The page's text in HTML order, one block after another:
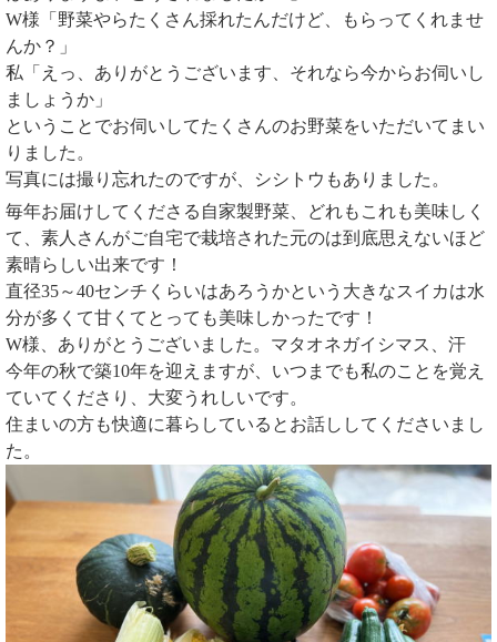
W様「野菜やらたくさん採れたんだけど、もらってくれませ
んか？」
私「えっ、ありがとうございます、それなら今からお伺いし
ましょうか」
ということでお伺いしてたくさんのお野菜をいただいてまい
りました。
写真には撮り忘れたのですが、シシトウもありました。
毎年お届けしてくださる自家製野菜、どれもこれも美味しく
て、素人さんがご自宅で栽培された元のは到底思えないほど
素晴らしい出来です！
直径35～40センチくらいはあろうかという大きなスイカは水
分が多くて甘くてとっても美味しかったです！
W様、ありがとうございました。マタオネガイシマス、汗
今年の秋で築10年を迎えますが、いつまでも私のことを覚え
ていてくださり、大変うれしいです。
住まいの方も快適に暮らしているとお話ししてくださいまし
た。